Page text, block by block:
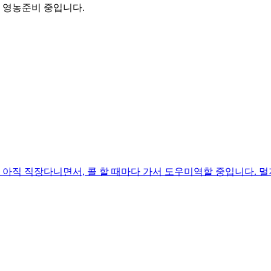
농준비 중입니다.
직 직장다니면서, 콜 할 때마다 가서 도우미역할 중입니다.